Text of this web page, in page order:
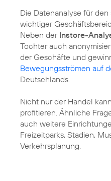
Die Datenanalyse für
wichtiger
Neben der Instore-
Tochter auch
der Geschäfte und
Bewegungsströmen auf
Deutschlands.
Nicht nur der Handel
profitieren. Ähnliche
auch weitere
Freizeitparks, Stadien,
Verkehrsplanung.